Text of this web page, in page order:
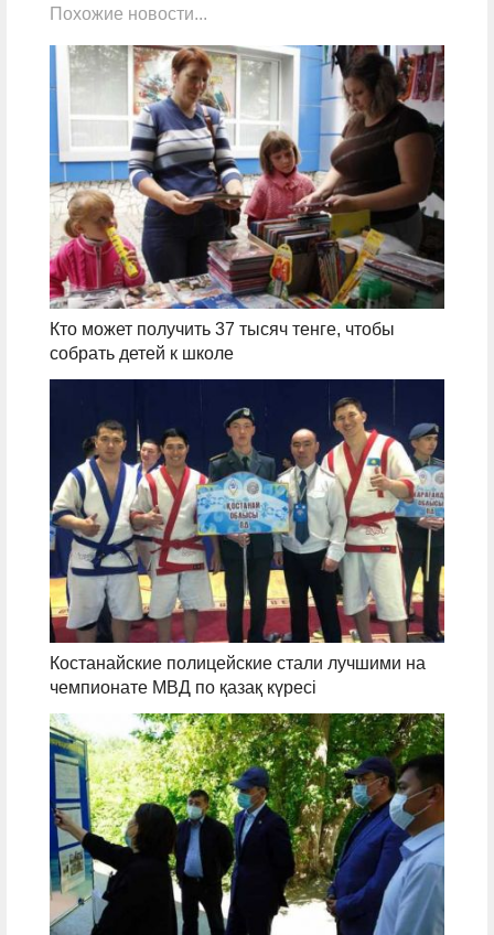
Похожие новости...
Кто может получить 37 тысяч тенге, чтобы
собрать детей к школе
Костанайские полицейские стали лучшими на
чемпионате МВД по қазақ күресі